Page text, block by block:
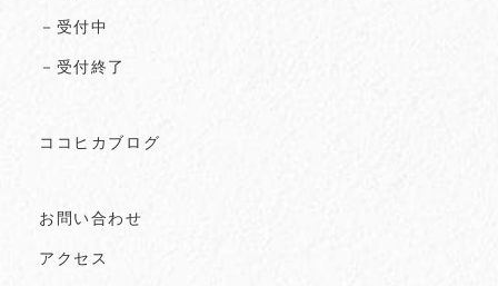
－受付中
－受付終了
ココヒカブログ
お問い合わせ
アクセス